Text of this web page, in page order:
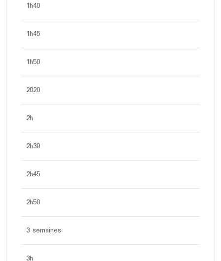
1h40
1h45
1h50
2020
2h
2h30
2h45
2h50
3 semaines
3h